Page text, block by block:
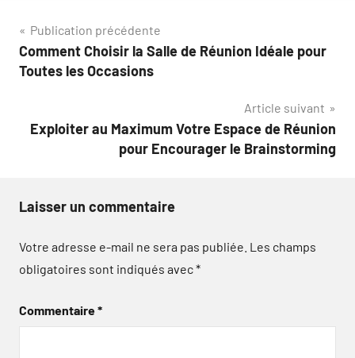
Navigation
de
Publication précédente
Comment Choisir la Salle de Réunion Idéale pour
Toutes les Occasions
Article suivant
Exploiter au Maximum Votre Espace de Réunion
pour Encourager le Brainstorming
Laisser un commentaire
Votre adresse e-mail ne sera pas publiée. Les champs
obligatoires sont indiqués avec*
Commentaire*